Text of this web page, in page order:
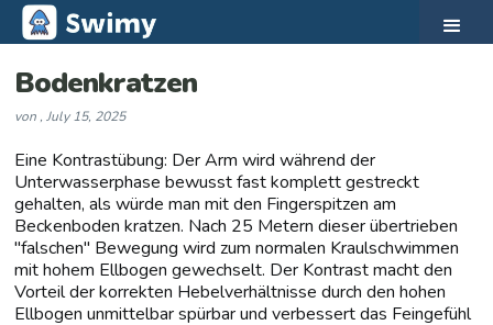
Bodenkratzen
von , July 15, 2025
Eine Kontrastübung: Der Arm wird während der
Unterwasserphase bewusst fast komplett gestreckt
gehalten, als würde man mit den Fingerspitzen am
Beckenboden kratzen. Nach 25 Metern dieser übertrieben
"falschen" Bewegung wird zum normalen Kraulschwimmen
mit hohem Ellbogen gewechselt. Der Kontrast macht den
Vorteil der korrekten Hebelverhältnisse durch den hohen
Ellbogen unmittelbar spürbar und verbessert das Feingefühl